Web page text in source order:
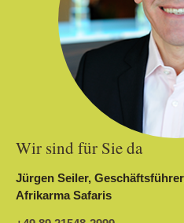
Wir sind für Sie da
Jürgen Seiler,
Afrikarma Safaris